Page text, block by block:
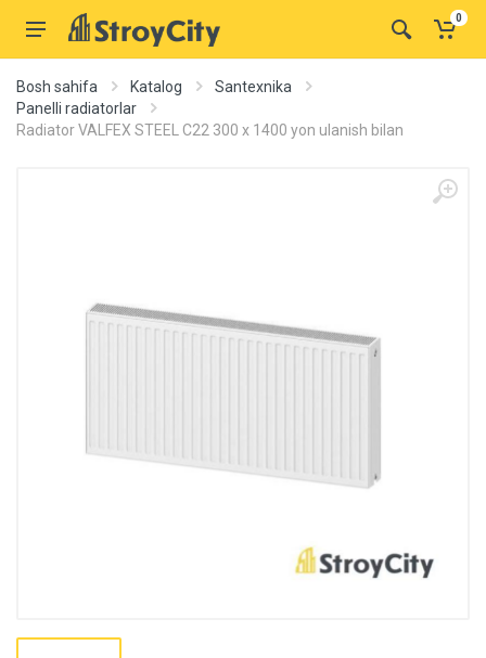
0
Bosh sahifa Katalog
Santexnika
Panelli radiatorlar
Radiator VALFEX STEEL C22 300 х 1400 yon ulanish bilan